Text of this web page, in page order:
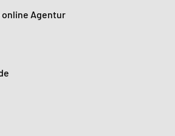
online Agentur